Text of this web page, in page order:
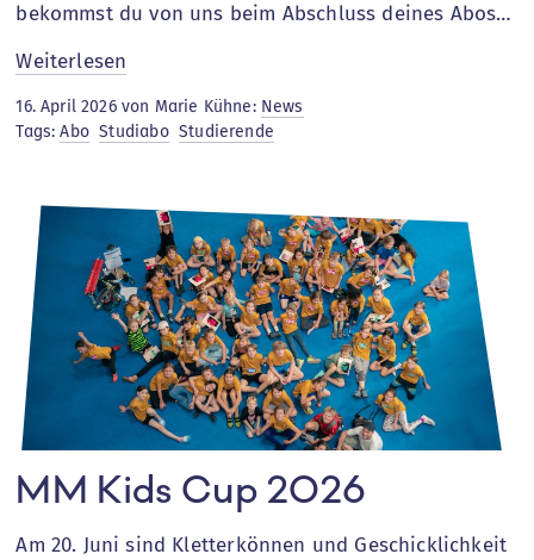
bekommst du von uns beim Abschluss deines Abos…
Weiterlesen
für
Studis
16. April 2026 von Marie Kühne: News
Tags:Abo Studiabo Studierende
MM Kids Cup 2026
Am 20. Juni sind Kletterkönnen und Geschicklichkeit